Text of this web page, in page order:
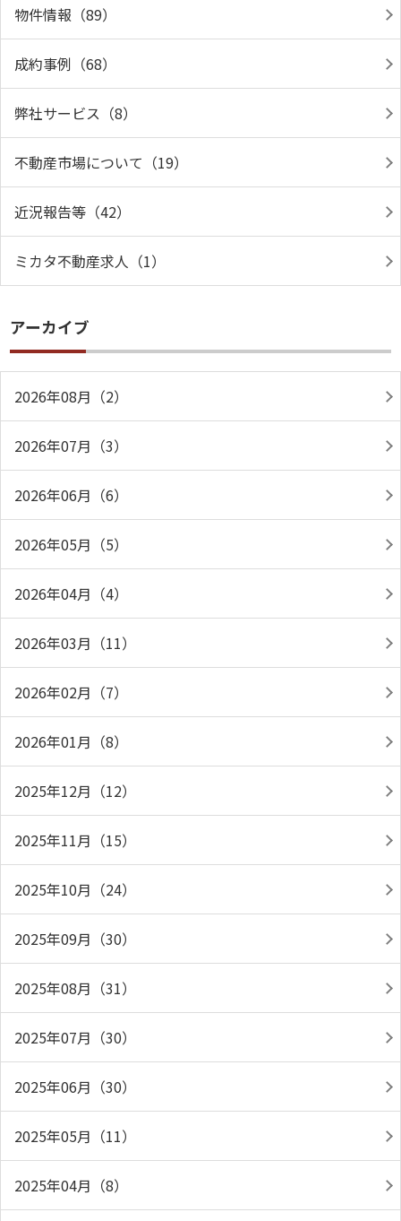
物件情報（89）
成約事例（68）
弊社サービス（8）
不動産市場について（19）
近況報告等（42）
ミカタ不動産求人（1）
アーカイブ
2026年08月（2）
2026年07月（3）
2026年06月（6）
2026年05月（5）
2026年04月（4）
2026年03月（11）
2026年02月（7）
2026年01月（8）
2025年12月（12）
2025年11月（15）
2025年10月（24）
2025年09月（30）
2025年08月（31）
2025年07月（30）
2025年06月（30）
2025年05月（11）
2025年04月（8）